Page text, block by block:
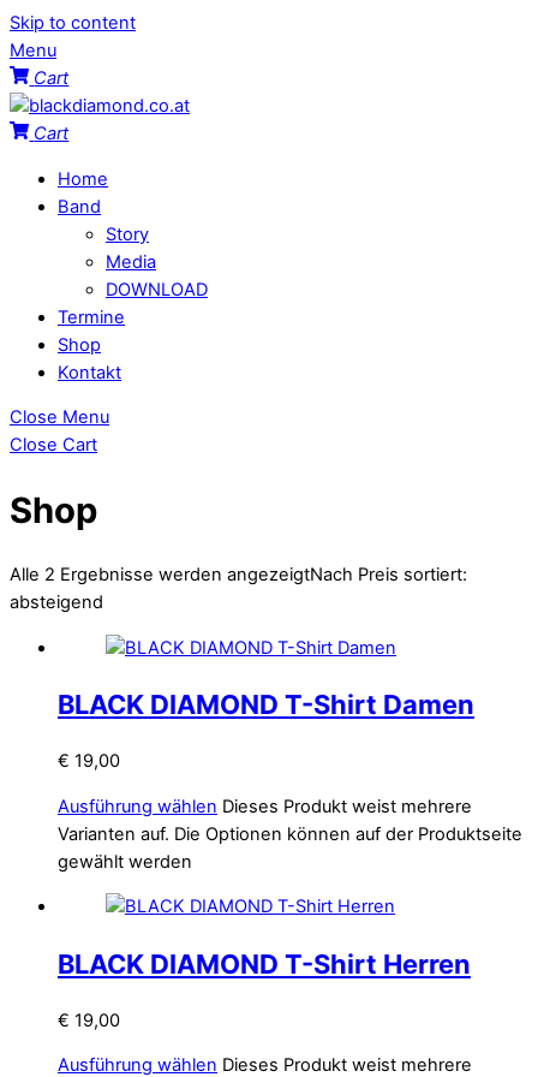
Skip to content
Menu
Cart
Cart
Home
Band
Story
Media
DOWNLOAD
Termine
Shop
Kontakt
Close Menu
Close Cart
Shop
Alle 2 Ergebnisse werden angezeigtNach Preis sortiert:
absteigend
BLACK DIAMOND T-Shirt Damen
€ 19,00
Ausführung wählen Dieses Produkt weist mehrere
Varianten auf. Die Optionen können auf der Produktseite
gewählt werden
BLACK DIAMOND T-Shirt Herren
€ 19,00
Ausführung wählen Dieses Produkt weist mehrere